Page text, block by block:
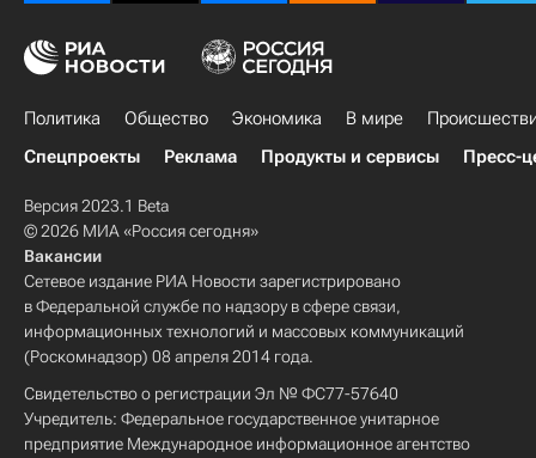
Политика Общество Экономика В мире
Спецпроекты
Реклама Продукты и сервисы Пресс-
Версия 2023.1 Beta
© 2026 МИА «Россия сегодня»
Вакансии
Сетевое издание РИА Новости зарегистрировано
в Федеральной службе по надзору в сфере связи,
информационных технологий и массовых коммуникаций
(Роскомнадзор) 08 апреля 2014 года.
Свидетельство о регистрации Эл № ФС77-57640
Учредитель: Федеральное государственное унитарное
предприятие Международное информационное агентство